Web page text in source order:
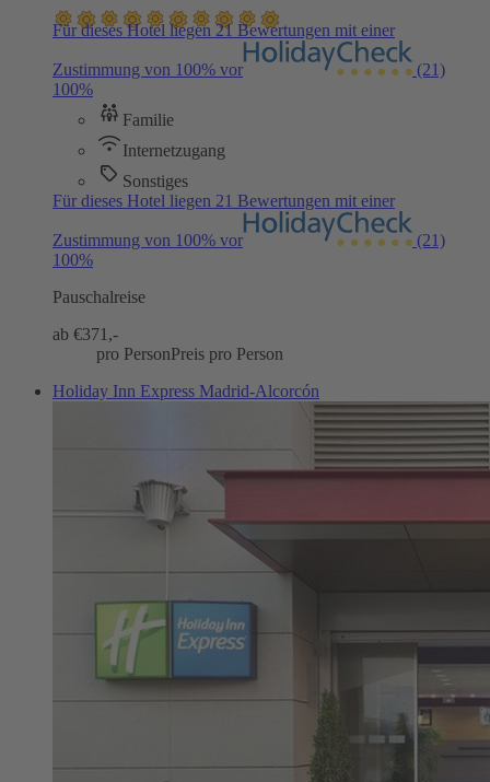
Für dieses Hotel liegen 21 Bewertungen mit einer
Zustimmung von 100% vor
(21)
100%
Familie
Internetzugang
Sonstiges
Für dieses Hotel liegen 21 Bewertungen mit einer
Zustimmung von 100% vor
(21)
100%
Pauschalreise
ab €371,-
pro PersonPreis pro Person
Holiday Inn Express Madrid-Alcorcón